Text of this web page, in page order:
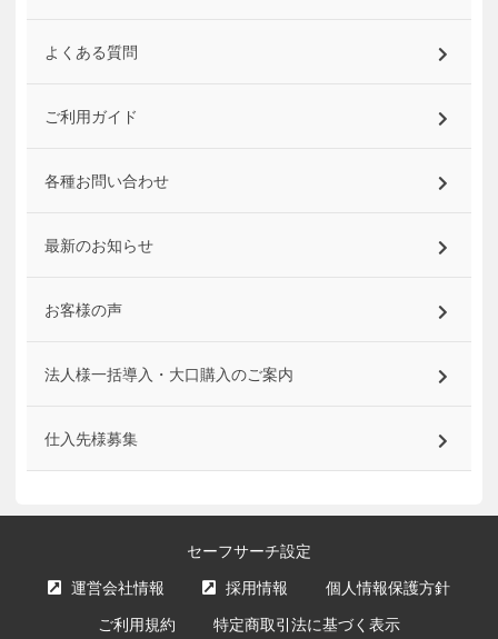
よくある質問
ご利用ガイド
各種お問い合わせ
最新のお知らせ
お客様の声
法人様一括導入・大口購入のご案内
仕入先様募集
セーフサーチ設定
運営会社情報 採用情報 個人情報保護方針
ご利用規約 特定商取引法に基づく表示